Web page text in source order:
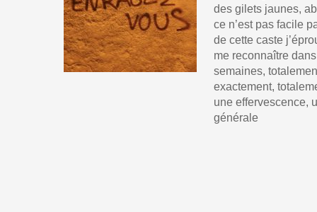
des gilets jaunes,
ce n’est pas facile
de cette caste
me reconnaître
semaines,
exactement,
une effervescence,
générale